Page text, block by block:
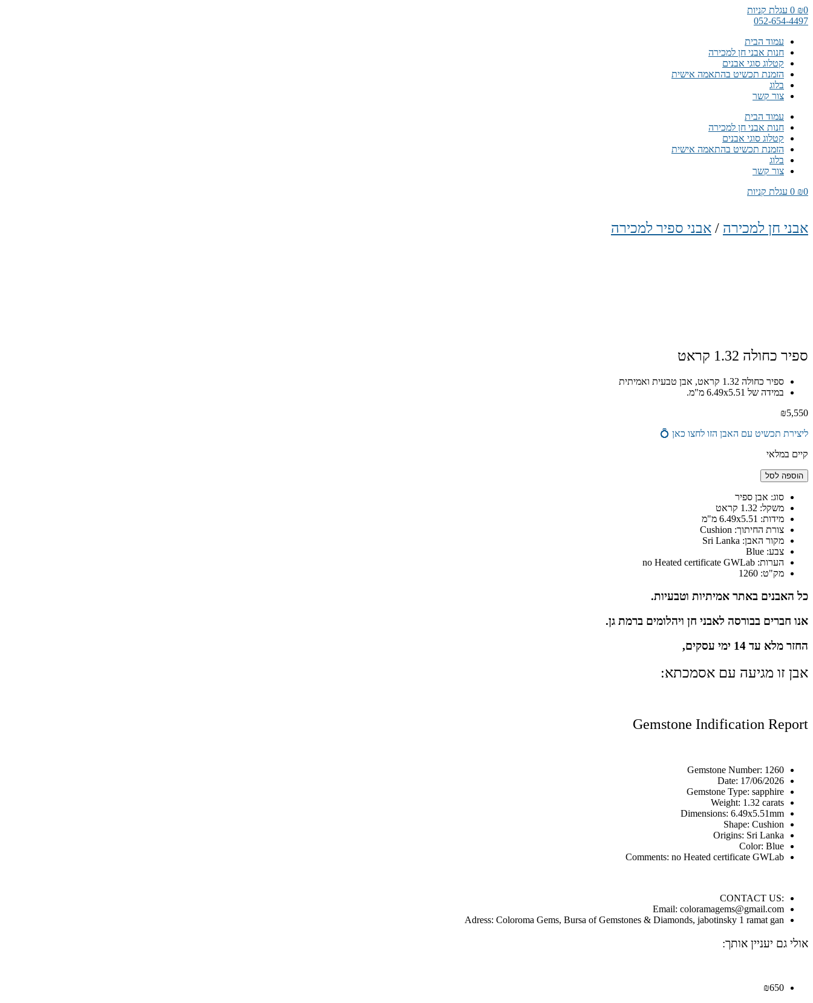
דלג
לתוכן
₪0
0 עגלת קניות
052-654-4497
עמוד הבית
חנות אבני חן למכירה
קטלוג סוגי אבנים
הזמנת תכשיט בהתאמה אישית
בלוג
צור קשר
עמוד הבית
חנות אבני חן למכירה
קטלוג סוגי אבנים
הזמנת תכשיט בהתאמה אישית
בלוג
צור קשר
₪0
0 עגלת קניות
אבני חן למכירה / אבני ספיר למכירה
ספיר כחולה 1.32 קראט
ספיר כחולה 1.32 קראט, אבן טבעית ואמיתית
במידה של 6.49x5.51 מ"מ.
₪5,550
ליצירת תכשיט עם האבן הזו לחצו כאן 💍
קיים במלאי
כמות
של
ספיר
כחולה
1.32
קראט
הוספה לסל
סוג: אבן ספיר
משקל: 1.32 קראט
מידות: 6.49x5.51 מ"מ
צורת החיתוך: Cushion
מקור האבן: Sri Lanka
צבע: Blue
הערות: no Heated certificate GWLab
מק"ט: 1260
כל האבנים באתר אמיתיות וטבעיות.
אנו חברים בבורסה לאבני חן ויהלומים ברמת גן.
החזר מלא עד 14 ימי עסקים,
אבן זו מגיעה עם אסמכתא:
Gemstone Indification Report
Gemstone Number: 1260
Date: 17/06/2026
Gemstone Type: sapphire
Weight: 1.32 carats
Dimensions: 6.49x5.51mm
Shape: Cushion
Origins: Sri Lanka
Color: Blue
Comments: no Heated certificate GWLab
:CONTACT US
Email: coloramagems@gmail.com
Adress: Coloroma Gems, Bursa of Gemstones & Diamonds, jabotinsky 1 ramat gan
אולי גם יעניין אותך:
₪650